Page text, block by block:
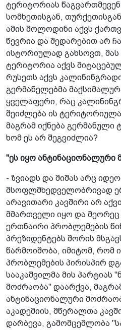
ტერიტორიას
სომხეთისგან,
ამის მოლოდინი აქვს
წევრია და შედარებით არ
ისტორიულად გახსოვთ,
ტერიტორია აქვს
რუსეთს აქვს
გერმანელებმა
ყველაფერი, რაც
შეიძლება ის
მაგრამ იქნება გერმანული
ხომ ეს არ შეგვიძლია?
"ეს იყო ანტინაციონალური
- ზვიადს და მიშას არც
მსოფლმხედველობრივად
არავითარი კავშირი არ
მმართველი იყო და
ერთნაირი პრობლემების
პრეზიდენტებს შორის
წარმოიშობა, იმიტომ, რომ
პრობლემების პირისპირ
სააკაშვილმა მის პარტიას
მოძრაობა" დაარქვა,
ანტინაციონალური
აკადემიის, მწერალთა
დარბევა, გამომცემლობა